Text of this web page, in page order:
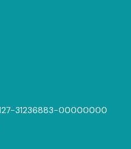
31236883-00000000